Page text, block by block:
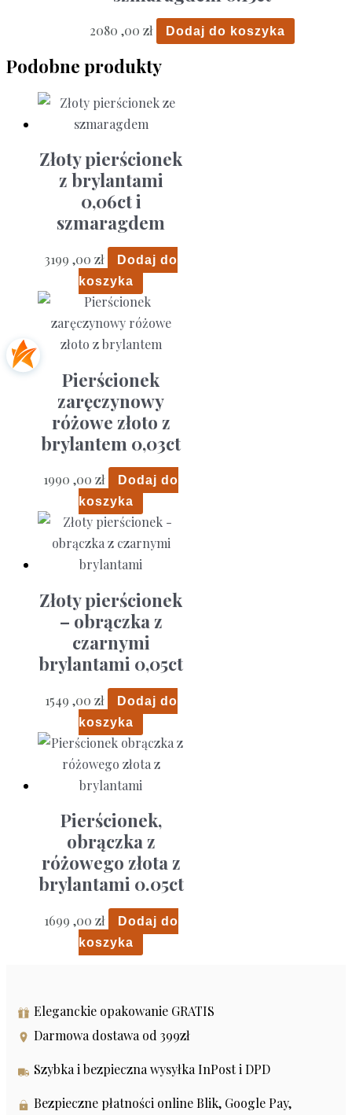
2080 ,00 zł Dodaj do koszyka
Podobne produkty
Złoty pierścionek
z brylantami
0,06ct i
szmaragdem
3199 ,00 zł
Dodaj do
koszyka
Pierścionek
zaręczynowy
różowe złoto z
brylantem 0,03ct
1990 ,00 zł
Dodaj do
koszyka
Złoty pierścionek
– obrączka z
czarnymi
brylantami 0,05ct
1549 ,00 zł
Dodaj do
koszyka
Pierścionek,
obrączka z
różowego złota z
brylantami 0.05ct
1699 ,00 zł
Dodaj do
koszyka
Eleganckie opakowanie GRATIS
Darmowa dostawa od 399zł
Szybka i bezpieczna wysyłka InPost i DPD
Bezpieczne płatności online Blik, Google Pay,